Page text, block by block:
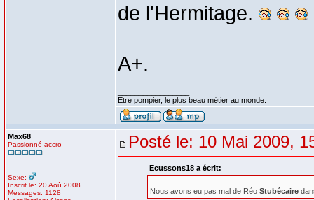
de l'Hermitage.
A+.
Etre pompier, le plus beau métier au monde.
Max68
Passionné accro
Sexe:
Inscrit le: 20 Aoû 2008
Messages: 1128
Posté le: 10 Mai 2009,
Ecussons18 a écrit:
Nous avons eu pas mal de Réo Stubécaire